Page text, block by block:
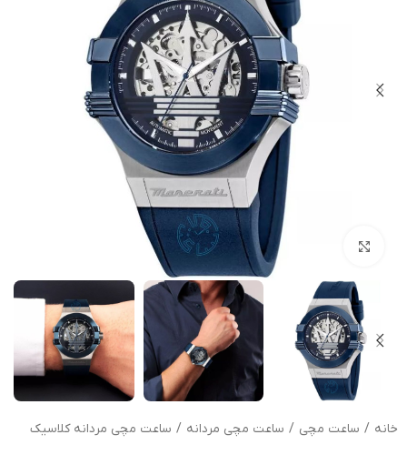
بزرگنمایی تصویر
خانه / ساعت مچی / ساعت مچی مردانه / ساعت مچی مردانه کلاسیک